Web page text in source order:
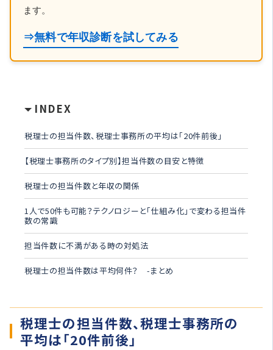
ます。
⇒無料で年収診断を試してみる
INDEX
税理士の担当件数、税理士事務所の平均は「20件前後」
【税理士事務所のタイプ別】担当件数の目安と特徴
税理士の担当件数と年収の関係
1人で50件も可能？テクノロジーと「仕組み化」で変わる担当件
数の常識
担当件数に不満がある時の対処法
税理士の担当件数は平均何件？ -まとめ
税理士の担当件数、税理士事務所の
平均は「20件前後」